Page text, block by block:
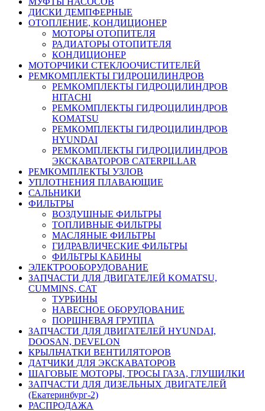
ДИСКИ ДЕМПФЕРНЫЕ
ОТОПЛЕНИЕ, КОНДИЦИОНЕР
МОТОРЫ ОТОПИТЕЛЯ
РАДИАТОРЫ ОТОПИТЕЛЯ
КОНДИЦИОНЕР
МОТОРЧИКИ СТЕКЛООЧИСТИТЕЛЕЙ
РЕМКОМПЛЕКТЫ ГИДРОЦИЛИНДРОВ
РЕМКОМПЛЕКТЫ ГИДРОЦИЛИНДРОВ
HITACHI
РЕМКОМПЛЕКТЫ ГИДРОЦИЛИНДРОВ
KOMATSU
РЕМКОМПЛЕКТЫ ГИДРОЦИЛИНДРОВ
HYUNDAI
РЕМКОМПЛЕКТЫ ГИДРОЦИЛИНДРОВ
ЭКСКАВАТОРОВ CATERPILLAR
РЕМКОМПЛЕКТЫ УЗЛОВ
УПЛОТНЕНИЯ ПЛАВАЮЩИЕ
САЛЬНИКИ
ФИЛЬТРЫ
ВОЗДУШНЫЕ ФИЛЬТРЫ
ТОПЛИВНЫЕ ФИЛЬТРЫ
МАСЛЯНЫЕ ФИЛЬТРЫ
ГИДРАВЛИЧЕСКИЕ ФИЛЬТРЫ
ФИЛЬТРЫ КАБИНЫ
ЭЛЕКТРООБОРУДОВАНИЕ
ЗАПЧАСТИ ДЛЯ ДВИГАТЕЛЕЙ KOMATSU,
CUMMINS, CAT
ТУРБИНЫ
НАВЕСНОЕ ОБОРУДОВАНИЕ
ПОРШНЕВАЯ ГРУППА
ЗАПЧАСТИ ДЛЯ ДВИГАТЕЛЕЙ HYUNDAI,
DOOSAN, DEVELON
КРЫЛЬЧАТКИ ВЕНТИЛЯТОРОВ
ДАТЧИКИ ДЛЯ ЭКСКАВАТОРОВ
ШАГОВЫЕ МОТОРЫ, ТРОСЫ ГАЗА, ГЛУШИЛКИ
ЗАПЧАСТИ ДЛЯ ДИЗЕЛЬНЫХ ДВИГАТЕЛЕЙ
(Екатеринбург-2)
РАСПРОДАЖА